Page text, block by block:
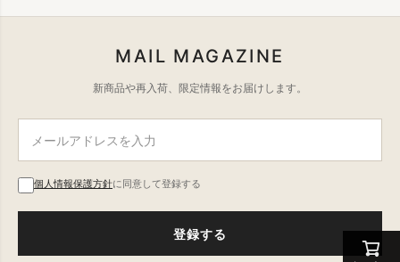
MAIL MAGAZINE
新商品や再入荷、限定情報をお届けします。
個人情報保護方針に同意して登録する
登録する